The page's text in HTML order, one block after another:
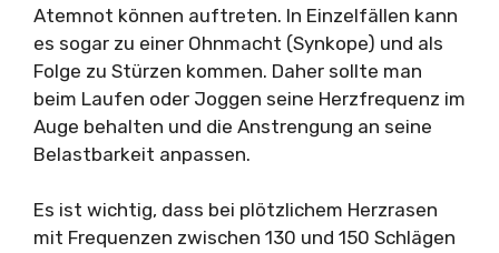
Atemnot können auftreten. In Einzelfällen kann
es sogar zu einer Ohnmacht (Synkope) und als
Folge zu Stürzen kommen. Daher sollte man
beim Laufen oder Joggen seine Herzfrequenz im
Auge behalten und die Anstrengung an seine
Belastbarkeit anpassen.
Es ist wichtig, dass bei plötzlichem Herzrasen
mit Frequenzen zwischen 130 und 150 Schlägen